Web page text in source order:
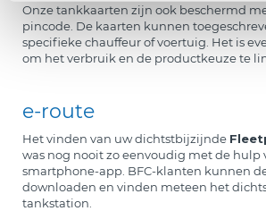
Onze tankkaarten zijn ook beschermd
pincode. De kaarten kunnen
specifieke chauffeur of voertuig. Het is
om het verbruik en de productkeuze te
e-route
Het vinden van uw dichtstbijzijnde
was nog nooit zo eenvoudig met de hulp
smartphone-app. BFC-klanten kunnen
downloaden en vinden meteen het
tankstation.